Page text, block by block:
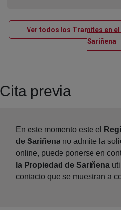
Ver todos los Tramites en
Sariñena
Cita previa
En este momento este el
de Sariñena no admite la
online, puede ponerse en
la Propiedad de Sariñena
contacto que se muestran a